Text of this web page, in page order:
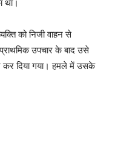
था।
को निजी वाहन से
उपचार के बाद उसे
कर दिया गया। हमले में उसके